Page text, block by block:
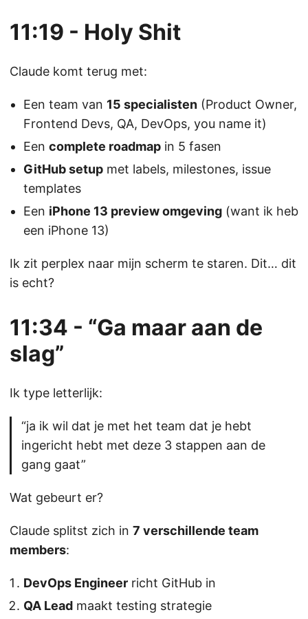
11:19 - Holy Shit
Claude komt terug met:
Een team van 15 specialisten (Product Owner,
Frontend Devs, QA, DevOps, you name it)
Een complete roadmap in 5 fasen
GitHub setup met labels, milestones, issue
templates
Een iPhone 13 preview omgeving (want ik heb
een iPhone 13)
Ik zit perplex naar mijn scherm te staren. Dit… dit
is echt?
11:34 - “Ga maar aan de
slag”
Ik type letterlijk:
“ja ik wil dat je met het team dat je hebt
ingericht hebt met deze 3 stappen aan de
gang gaat”
Wat gebeurt er?
Claude splitst zich in 7 verschillende team
members:
DevOps Engineer richt GitHub in
QA Lead maakt testing strategie